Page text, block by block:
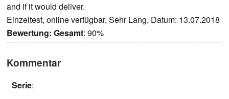
and if it would deliver.
Einzeltest, online verfügbar, Sehr Lang, Datum: 13.07.2018
Bewertung: Gesamt: 90%
Kommentar
Serie: